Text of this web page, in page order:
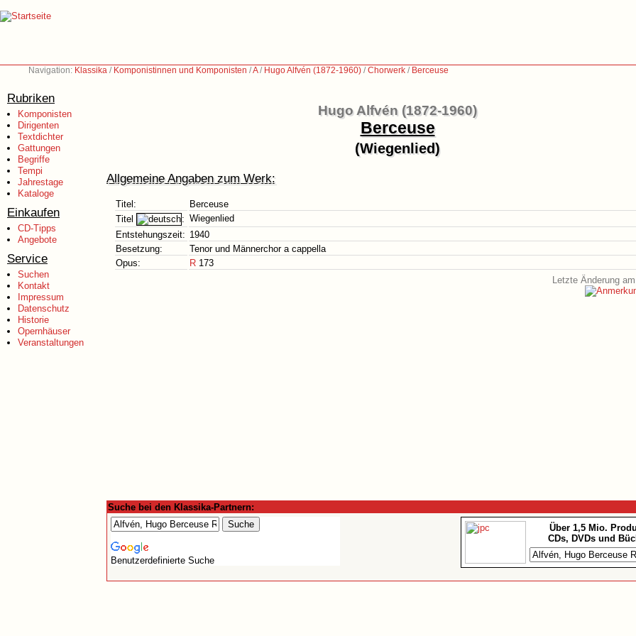
Navigation: Klassika / Komponistinnen und Komponisten /A/ Hugo Alfvén (1872-1960) /Chorwerk / Berceuse
Rubriken
Komponisten
Dirigenten
Textdichter
Gattungen
Begriffe
Tempi
Jahrestage
Kataloge
Einkaufen
CD-Tipps
Angebote
Service
Suchen
Kontakt
Impressum
Datenschutz
Historie
Opernhäuser
Veranstaltungen
Hugo Alfvén (1872-1960)
Berceuse
(Wiegenlied)
Allgemeine Angaben zum Werk:
Titel:
Berceuse
Titel
: Wiegenlied
Entstehungszeit: 1940
Besetzung:
Tenor und Männerchor a cappella
Opus:
R 173
Letzte Änderung
Suche bei den Klassika-Partnern:
Benutzerdefinierte Suche
Über 1,5 Mio.
CDs, DVDs und